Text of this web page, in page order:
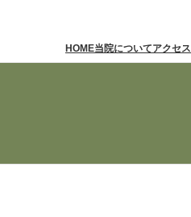
HOME当院についてアクセス